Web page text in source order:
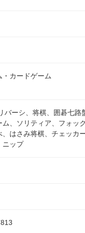
・カードゲーム
バーシ、将棋、囲碁七路
ム、ソリティア、フォッ
はさみ将棋、チェッカ
ニップ